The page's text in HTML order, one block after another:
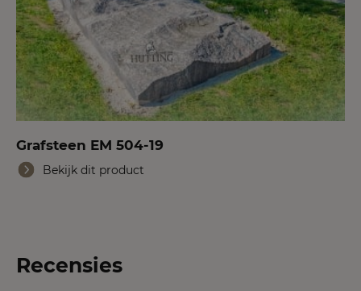
Grafsteen EM 504-19
Bekijk dit product
Recensies